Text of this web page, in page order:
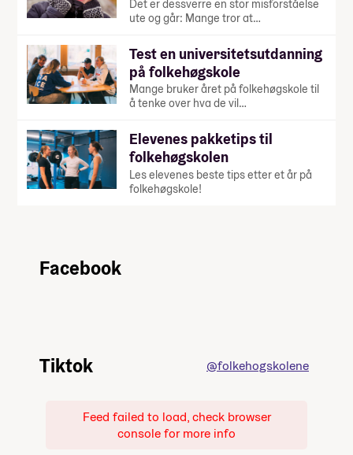
Det er dessverre en stor misforståelse
ute og går: Mange tror at…
Test en universitetsutdanning
på folkehøgskole
Mange bruker året på folkehøgskole til
å tenke over hva de vil…
Elevenes pakketips til
folkehøgskolen
Les elevenes beste tips etter et år på
folkehøgskole!
Facebook
Tiktok @folkehogskolene
Feed failed to load, check browser
console for more info